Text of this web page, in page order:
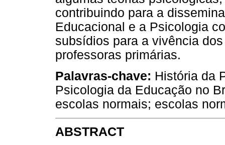
contribuindo para a
Educacional e a Psicologia
subsídios para a vivência
professoras primárias.
Palavras-chave: História da
Psicologia da Educação no
escolas normais; escolas
ABSTRACT